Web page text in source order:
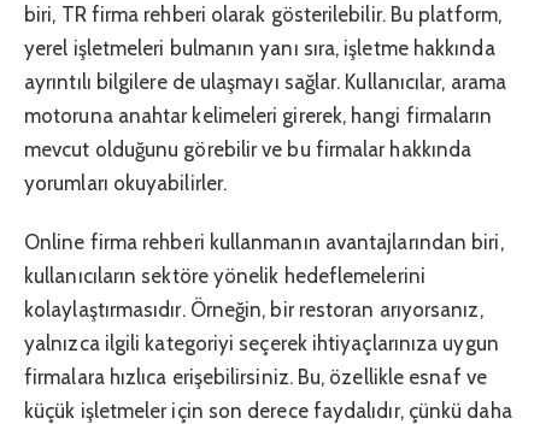
biri, TR firma rehberi olarak gösterilebilir. Bu platform,
yerel işletmeleri bulmanın yanı sıra, işletme hakkında
ayrıntılı bilgilere de ulaşmayı sağlar. Kullanıcılar, arama
motoruna anahtar kelimeleri girerek, hangi firmaların
mevcut olduğunu görebilir ve bu firmalar hakkında
yorumları okuyabilirler.
Online firma rehberi kullanmanın avantajlarından biri,
kullanıcıların sektöre yönelik hedeflemelerini
kolaylaştırmasıdır. Örneğin, bir restoran arıyorsanız,
yalnızca ilgili kategoriyi seçerek ihtiyaçlarınıza uygun
firmalara hızlıca erişebilirsiniz. Bu, özellikle esnaf ve
küçük işletmeler için son derece faydalıdır, çünkü daha